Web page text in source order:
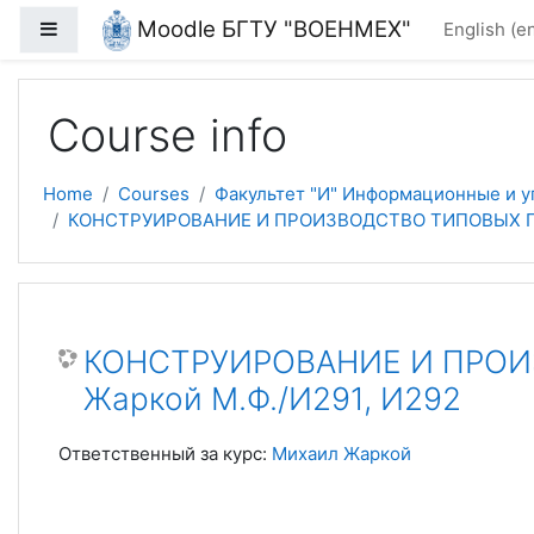
Skip to main content
Side panelMoodle БГТУ "ВОЕНМЕХ" English
Course info
Home Courses Факультет "И" Информационные и
КОНСТРУИРОВАНИЕ И ПРОИЗВОДСТВО ТИПОВЫХ
КОНСТРУИРОВАНИЕ И
Жаркой М.Ф./И291, И292
Ответственный за курс: Михаил Жаркой